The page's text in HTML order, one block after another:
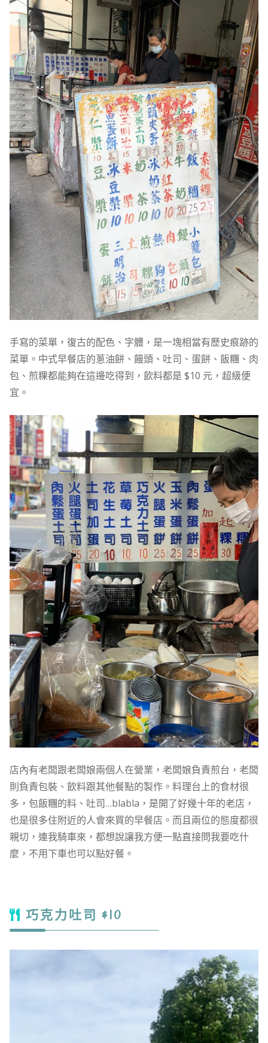
手寫的菜單，復古的配色、字體，是一塊相當有歷史痕跡的
菜單。中式早餐店的蔥油餅、饅頭、吐司、蛋餅、飯糰、肉
包、煎粿都能夠在這邊吃得到，飲料都是 $10 元，超級便
宜。
店內有老闆跟老闆娘兩個人在營業，老闆娘負責煎台，老闆
則負責包裝、飲料跟其他餐點的製作。料理台上的食材很
多，包飯糰的料、吐司…blabla，是開了好幾十年的老店，
也是很多住附近的人會來買的早餐店。而且兩位的態度都很
親切，連我騎車來，都想說讓我方便一點直接問我要吃什
麼，不用下車也可以點好餐。
巧克力吐司 $10